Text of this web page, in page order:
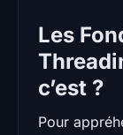
Les
c’est ?
Pour